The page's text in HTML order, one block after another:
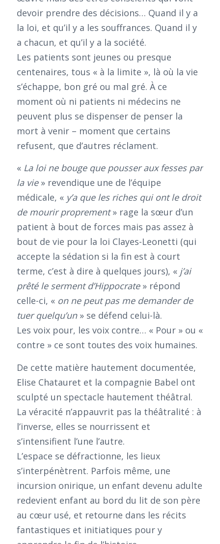
devoir prendre des décisions… Quand il y a
la loi, et qu’il y a les souffrances. Quand il y
a chacun, et qu’il y a la société.
Les patients sont jeunes ou presque
centenaires, tous « à la limite », là où la vie
s’échappe, bon gré ou mal gré. À ce
moment où ni patients ni médecins ne
peuvent plus se dispenser de penser la
mort à venir – moment que certains
refusent, que d’autres réclament.
« La loi ne bouge que pousser aux fesses par
la vie» revendique une de l’équipe
médicale, « y’a que les riches qui ont le droit
de mourir proprement» rage la sœur d’un
patient à bout de forces mais pas assez à
bout de vie pour la loi Clayes-Leonetti (qui
accepte la sédation si la fin est à court
terme, c’est à dire à quelques jours), « j’ai
prêté le serment d’Hippocrate» répond
celle-ci, « on ne peut pas me demander de
tuer quelqu’un» se défend celui-là.
Les voix pour, les voix contre… « Pour » ou «
contre » ce sont toutes des voix humaines.
De cette matière hautement documentée,
Elise Chatauret et la compagnie Babel ont
sculpté un spectacle hautement théâtral.
La véracité n’appauvrit pas la théâtralité : à
l’inverse, elles se nourrissent et
s’intensifient l’une l’autre.
L’espace se défractionne, les lieux
s’interpénètrent. Parfois même, une
incursion onirique, un enfant devenu adulte
redevient enfant au bord du lit de son père
au cœur usé, et retourne dans les récits
fantastiques et initiatiques pour y